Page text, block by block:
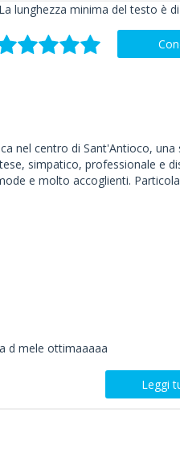
lunghezza minima del testo è
nel centro di Sant'Antioco, una
simpatico, professionale e
e molto accoglienti.
d mele ottimaaaaa
Leggi